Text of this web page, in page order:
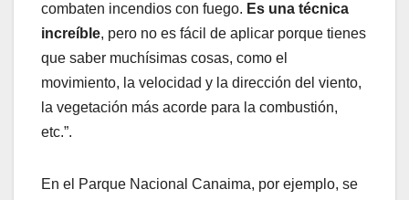
combaten incendios con fuego. Es una técnica
increíble, pero no es fácil de aplicar porque tienes
que saber muchísimas cosas, como el
movimiento, la velocidad y la dirección del viento,
la vegetación más acorde para la combustión,
etc.”.
En el Parque Nacional Canaima, por ejemplo, se